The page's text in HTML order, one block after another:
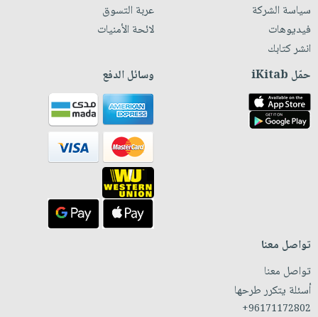
سياسة الشركة
فيديوهات
انشر كتابك
عربة التسوق
لائحة الأمنيات
حمّل iKitab وسائل الدفع
تواصل معنا
تواصل معنا
أسئلة يتكرر طرحها
+96171172802